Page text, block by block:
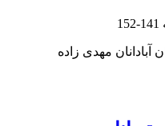
141-152
مهدی زاده